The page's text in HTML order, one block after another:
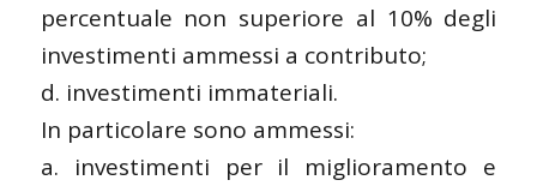
percentuale non superiore al 10% degli
investimenti ammessi a contributo;
d. investimenti immateriali.
In particolare sono ammessi:
a. investimenti per il miglioramento e